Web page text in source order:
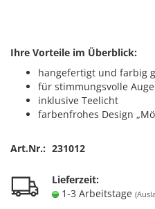
Ihre Vorteile im Überblick:
hangefertigt und farbig
für stimmungsvolle
inklusive Teelicht
farbenfrohes Design
Art.Nr.: 231012
Lieferzeit:
1-3 Arbeitstage